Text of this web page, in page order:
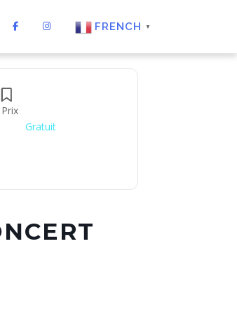
FRENCH ▼
Prix
Gratuit